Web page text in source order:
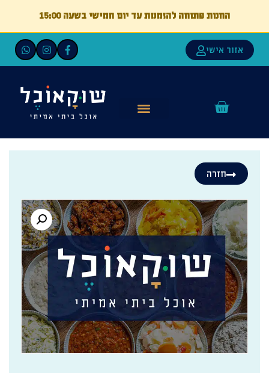
החנות פתוחה להזמנות עד יום חמישי בשעה 15:00
אזור אישי
חזרה